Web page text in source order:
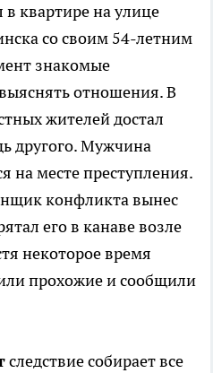
квартире на улице
со своим 54-летним
знакомые
отношения. В
жителей достал
другого. Мужчина
на месте преступления.
конфликта вынес
его в канаве возле
некоторое время
прохожие и сообщили
следствие собирает все